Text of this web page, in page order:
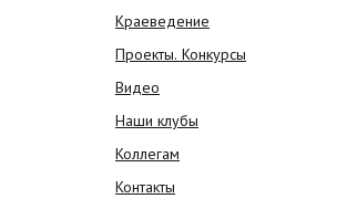
Краеведение
Проекты. Конкурсы
Видео
Наши клубы
Коллегам
Контакты